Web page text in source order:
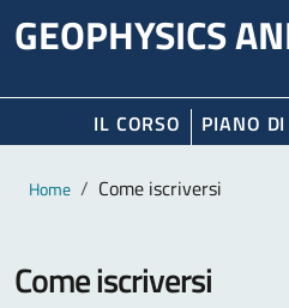
GEOPHYSICS
IL CORSO PIANO
Contenuto
Breadcrumb
Home Come iscriversi
Come iscriversi